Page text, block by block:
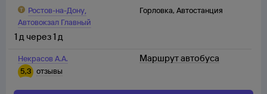
Ростов-на-Дону,
Автовокзал Главный
Горловка, Автостанция
Некрасов А.А.
5,3 отзывы
1 д через1 д
Маршрут автобуса